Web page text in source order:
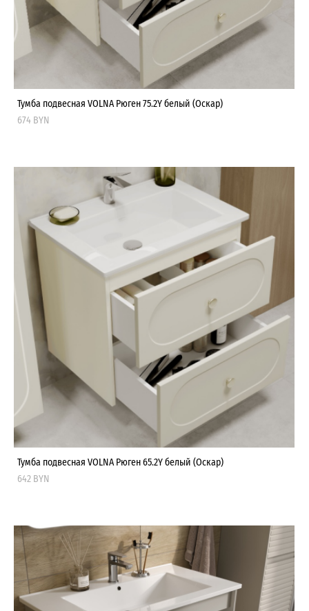
Тумба подвесная VOLNA Рюген 75.2Y белый (Оскар)
674 BYN
Тумба подвесная VOLNA Рюген 65.2Y белый (Оскар)
642 BYN